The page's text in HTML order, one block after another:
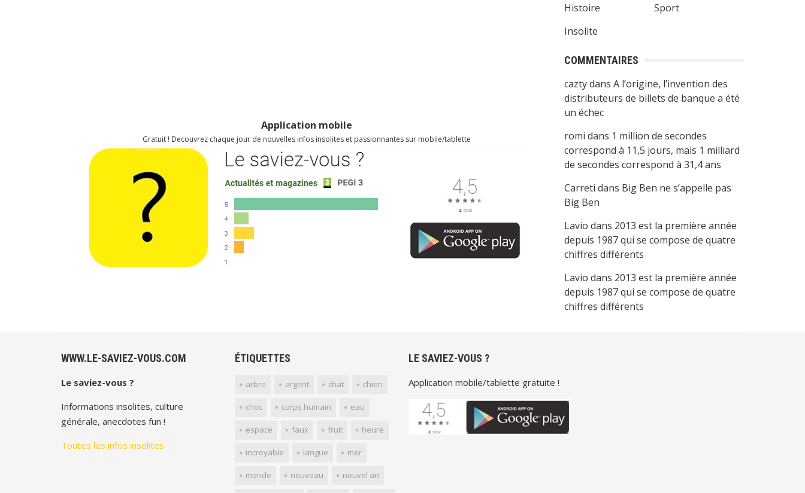
Application mobile
Gratuit ! Decouvrez chaque jour de nouvelles infos insolites et passionnantes sur mobile/tablette
Histoire
Insolite
Sport
COMMENTAIRES
caztydans A l’origine, l’invention des
distributeurs de billets de banque a été
un échec
romi dans 1 million de secondes
correspond à 11,5 jours, mais 1 milliard
de secondes correspond à 31,4 ans
Carreti dans Big Ben ne s’appelle pas
Big Ben
Lavio dans 2013 est la première année
depuis 1987 qui se compose de quatre
chiffres différents
Lavio dans 2013 est la première année
depuis 1987 qui se compose de quatre
chiffres différents
WWW.LE-SAVIEZ-VOUS.COM
Le saviez-vous ?
Informations insolites, culture
générale, anecdotes fun !
Toutes les infos insolites
ÉTIQUETTES
arbre argent chat chien
choc corps humain eau
espace faux fruit heure
incroyable langue mer
monde nouveau nouvel an
LE SAVIEZ-VOUS ?
Application mobile/tablette gratuite !